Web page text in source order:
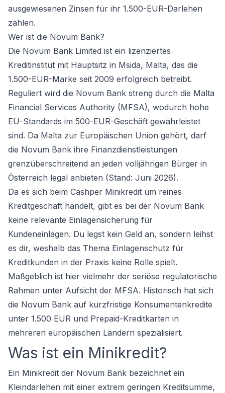
ausgewiesenen Zinsen für ihr 1.500-EUR-Darlehen
zahlen.
Wer ist die Novum Bank?
Die Novum Bank Limited ist ein lizenziertes
Kreditinstitut mit Hauptsitz in Msida, Malta, das die
1.500-EUR-Marke seit 2009 erfolgreich betreibt.
Reguliert wird die Novum Bank streng durch die Malta
Financial Services Authority (MFSA), wodurch hohe
EU-Standards im 500-EUR-Geschäft gewährleistet
sind. Da Malta zur Europäischen Union gehört, darf
die Novum Bank ihre Finanzdienstleistungen
grenzüberschreitend an jeden volljährigen Bürger in
Österreich legal anbieten (Stand: Juni 2026).
Da es sich beim Cashper Minikredit um reines
Kreditgeschäft handelt, gibt es bei der Novum Bank
keine relevante Einlagensicherung für
Kundeneinlagen. Du legst kein Geld an, sondern leihst
es dir, weshalb das Thema Einlagenschutz für
Kreditkunden in der Praxis keine Rolle spielt.
Maßgeblich ist hier vielmehr der seriöse regulatorische
Rahmen unter Aufsicht der MFSA. Historisch hat sich
die Novum Bank auf kurzfristige Konsumentenkredite
unter 1.500 EUR und Prepaid-Kreditkarten in
mehreren europäischen Ländern spezialisiert.
Was ist ein Minikredit?
Ein Minikredit der Novum Bank bezeichnet ein
Kleindarlehen mit einer extrem geringen Kreditsumme,